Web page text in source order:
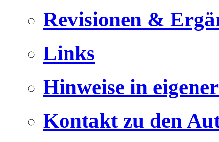
Revisionen &
Links
Hinweise in
Kontakt zu den